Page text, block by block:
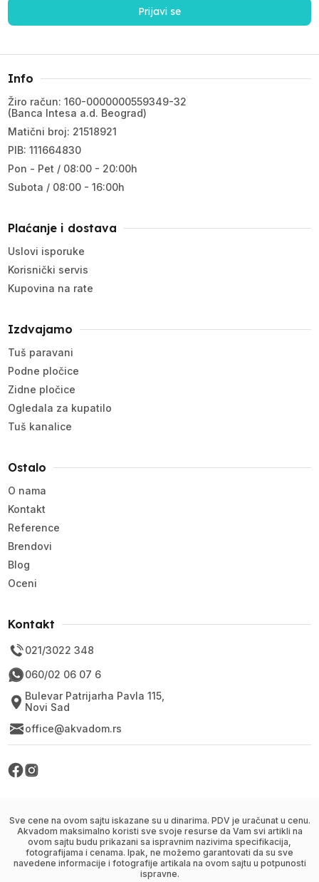
Prijavi se
Info
Žiro račun: 160-0000000559349-32
(Banca Intesa a.d. Beograd)
Matični broj: 21518921
PIB: 111664830
Pon - Pet / 08:00 - 20:00h
Subota / 08:00 - 16:00h
Plaćanje i dostava
Uslovi isporuke
Korisnički servis
Kupovina na rate
Izdvajamo
Tuš paravani
Podne pločice
Zidne pločice
Ogledala za kupatilo
Tuš kanalice
Ostalo
O nama
Kontakt
Reference
Brendovi
Blog
Oceni
Kontakt
021/3022 348
060/02 06 07 6
Bulevar Patrijarha Pavla 115,
Novi Sad
office@akvadom.rs
Sve cene na ovom sajtu iskazane su u dinarima. PDV je uračunat u cenu.
Akvadom maksimalno koristi sve svoje resurse da Vam svi artikli na
ovom sajtu budu prikazani sa ispravnim nazivima specifikacija,
fotografijama i cenama. Ipak, ne možemo garantovati da su sve
navedene informacije i fotografije artikala na ovom sajtu u potpunosti
ispravne.